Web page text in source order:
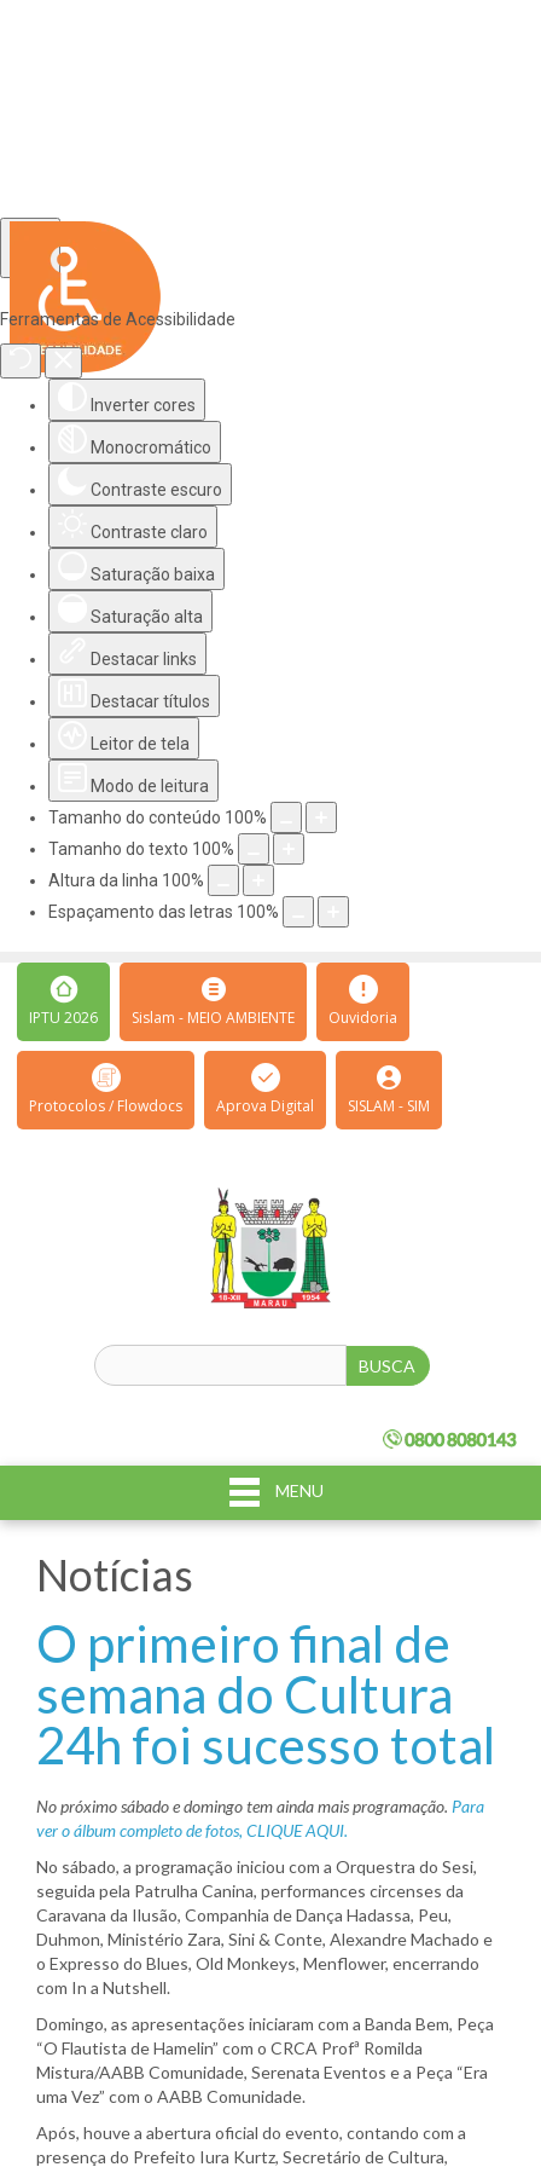
Ferramentas de Acessibilidade
Inverter cores
Monocromático
Contraste escuro
Contraste claro
Saturação baixa
Saturação alta
Destacar links
Destacar títulos
Leitor de tela
Modo de leitura
Tamanho do conteúdo 100%
Tamanho do texto 100%
Altura da linha 100%
Espaçamento das letras 100%
IPTU 2026 Sislam - MEIO AMBIENTE Ouvidoria
Protocolos / Flowdocs Aprova Digital SISLAM - SIM
MENU
Notícias
O primeiro final de
semana do Cultura
24h foi sucesso total
No próximo sábado e domingo tem ainda mais programação. Para
ver o álbum completo de fotos, CLIQUE AQUI.
No sábado, a programação iniciou com a Orquestra do Sesi,
seguida pela Patrulha Canina, performances circenses da
Caravana da Ilusão, Companhia de Dança Hadassa, Peu,
Duhmon, Ministério Zara, Sini & Conte, Alexandre Machado e
o Expresso do Blues, Old Monkeys, Menflower, encerrando
com In a Nutshell.
Domingo, as apresentações iniciaram com a Banda Bem, Peça
“O Flautista de Hamelin” com o CRCA Profª Romilda
Mistura/AABB Comunidade, Serenata Eventos e a Peça “Era
uma Vez” com o AABB Comunidade.
Após, houve a abertura oficial do evento, contando com a
presença do Prefeito Iura Kurtz, Secretário de Cultura,